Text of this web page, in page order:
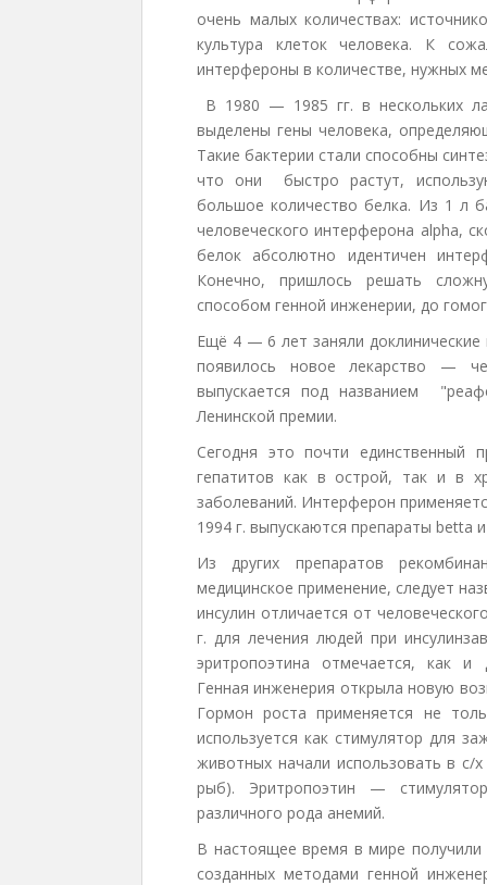
очень малых количествах:
культура клеток человека. К
интерфероны в количестве, нужных
В 1980 — 1985 гг. в нескольких
выделены гены человека,
Такие бактерии стали способны
что они быстро растут,
большое количество белка. Из 1 л
человеческого интерферона alpha,
белок абсолютно идентичен
Конечно, пришлось решать
способом генной инженерии, до
Ещё 4 — 6 лет заняли доклинические
появилось новое лекарство —
выпускается под названием
Ленинской премии.
Сегодня это почти единственный
гепатитов как в острой, так и в
заболеваний. Интерферон
1994 г. выпускаются препараты
Из других препаратов
медицинское применение, следует
инсулин отличается от
г. для лечения людей при
эритропоэтина отмечается, как и
Генная инженерия открыла новую
Гормон роста применяется не
используется как стимулятор для
животных начали использовать в с/
рыб). Эритропоэтин —
различного рода анемий.
В настоящее время в мире
созданных методами генной